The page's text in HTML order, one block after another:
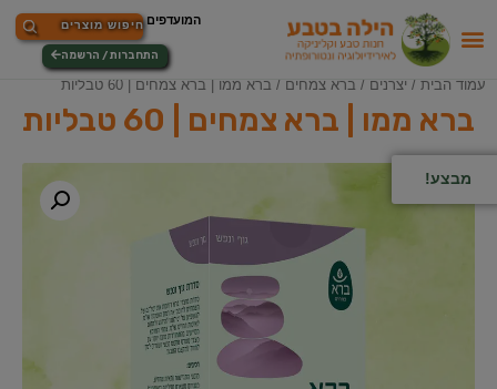
התחברות / הרשמה
עמוד הבית / יצרנים / ברא צמחים / ברא ממו | ברא צמחים | 60 טבליות
ברא ממו | ברא צמחים | 60 טבליות
מבצע!